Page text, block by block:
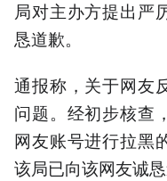
局对主办方提出严
恳道歉。
通报称，关于网友
问题。经初步核查
网友账号进行拉黑
该局已向该网友诚